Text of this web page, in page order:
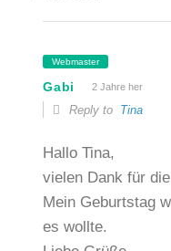
Webmaster
Gabi 2 Jahre her
Reply to Tina
Hallo Tina,
vielen Dank für
Mein Geburtstag
es wollte.